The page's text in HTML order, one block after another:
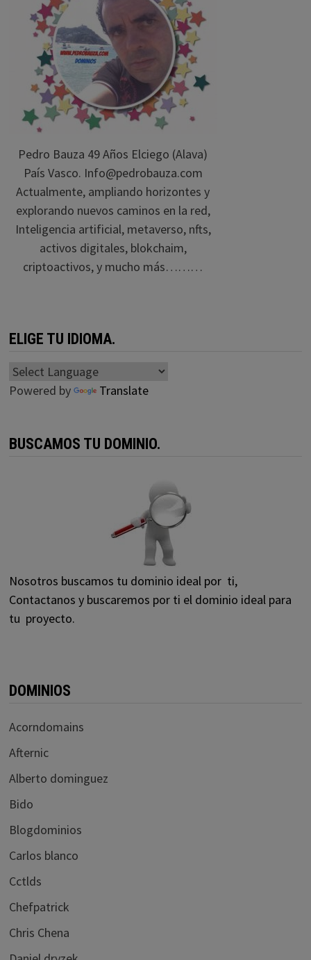
Pedro Bauza 49 Años Elciego (Alava)
País Vasco. Info@pedrobauza.com
Actualmente, ampliando horizontes y
explorando nuevos caminos en la red,
Inteligencia artificial, metaverso, nfts,
activos digitales, blokchaim,
criptoactivos, y mucho más………
ELIGE TU IDIOMA.
Powered by Translate
BUSCAMOS TU DOMINIO.
Nosotros buscamos tu dominio ideal por ti,
Contactanos y buscaremos por ti el dominio ideal para
tu proyecto.
DOMINIOS
Acorndomains
Afternic
Alberto dominguez
Bido
Blogdominios
Carlos blanco
Cctlds
Chefpatrick
Chris Chena